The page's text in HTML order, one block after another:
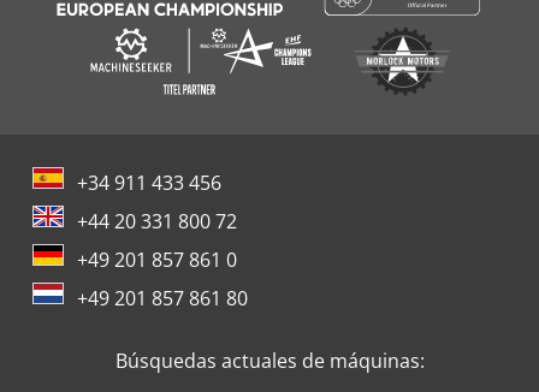
+34 911 433 456
+44 20 331 800 72
+49 201 857 861 0
+49 201 857 861 80
Búsquedas actuales de máquinas: